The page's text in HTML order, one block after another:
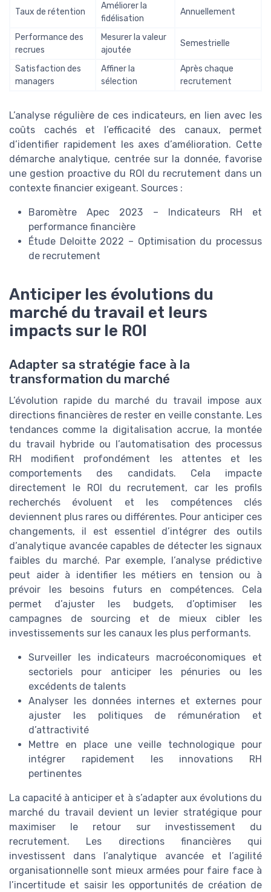
Taux de rétention
Améliorer la
fidélisation
Annuellement
Performance des
recrues
Mesurer la valeur
ajoutée
Semestrielle
Satisfaction des
managers
Affiner la
sélection
Après chaque
recrutement
L’analyse régulière de ces indicateurs, en lien avec les
coûts cachés et l’efficacité des canaux, permet
d’identifier rapidement les axes d’amélioration. Cette
démarche analytique, centrée sur la donnée, favorise
une gestion proactive du ROI du recrutement dans un
contexte financier exigeant. Sources :
Baromètre Apec 2023 – Indicateurs RH et
performance financière
Étude Deloitte 2022 – Optimisation du processus
de recrutement
Anticiper les évolutions du
marché du travail et leurs
impacts sur le ROI
Adapter sa stratégie face à la
transformation du marché
L’évolution rapide du marché du travail impose aux
directions financières de rester en veille constante. Les
tendances comme la digitalisation accrue, la montée
du travail hybride ou l’automatisation des processus
RH modifient profondément les attentes et les
comportements des candidats. Cela impacte
directement le ROI du recrutement, car les profils
recherchés évoluent et les compétences clés
deviennent plus rares ou différentes. Pour anticiper ces
changements, il est essentiel d’intégrer des outils
d’analytique avancée capables de détecter les signaux
faibles du marché. Par exemple, l’analyse prédictive
peut aider à identifier les métiers en tension ou à
prévoir les besoins futurs en compétences. Cela
permet d’ajuster les budgets, d’optimiser les
campagnes de sourcing et de mieux cibler les
investissements sur les canaux les plus performants.
Surveiller les indicateurs macroéconomiques et
sectoriels pour anticiper les pénuries ou les
excédents de talents
Analyser les données internes et externes pour
ajuster les politiques de rémunération et
d’attractivité
Mettre en place une veille technologique pour
intégrer rapidement les innovations RH
pertinentes
La capacité à anticiper et à s’adapter aux évolutions du
marché du travail devient un levier stratégique pour
maximiser le retour sur investissement du
recrutement. Les directions financières qui
investissent dans l’analytique avancée et l’agilité
organisationnelle sont mieux armées pour faire face à
l’incertitude et saisir les opportunités de création de